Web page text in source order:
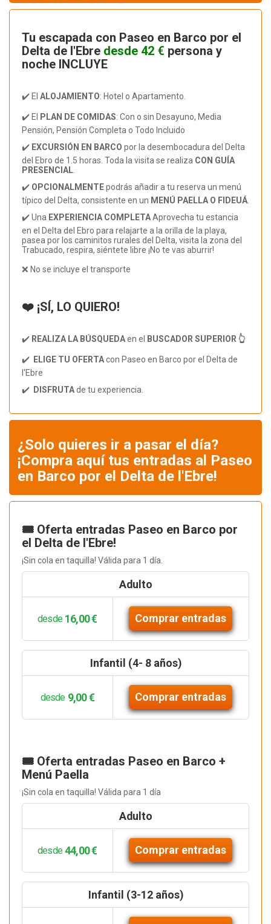
Tu escapada con Paseo en Barco por el
Delta de l'Ebre desde 42 € persona y
noche INCLUYE
✔️ El ALOJAMIENTO: Hotel o Apartamento.
✔️ El PLAN DE COMIDAS: Con o sin Desayuno, Media
Pensión, Pensión Completa o Todo Incluido
✔️ EXCURSIÓN EN BARCO por la desembocadura del Delta
del Ebro de 1.5 horas. Toda la visita se realiza CON GUÍA
PRESENCIAL.
✔️ OPCIONALMENTEpodrás añadir a tu reserva un menú
típico del Delta, consistente en un MENÚ PAELLA O FIDEUÁ.
✔️ Una EXPERIENCIA COMPLETAAprovecha tu estancia
en el Delta del Ebro para relajarte a la orilla de la playa,
pasea por los caminitos rurales del Delta, visita la zona del
Trabucado, respira, siéntete libre ¡No te vas aburrir!
❌ No se incluye el transporte
❤️ ¡SÍ, LO QUIERO!
✔️ REALIZA LA BÚSQUEDAen el BUSCADOR SUPERIOR 👆
✔️ ELIGE TU OFERTAcon Paseo en Barco por el Delta de
l'Ebre
✔️ DISFRUTAde tu experiencia.
¿Solo quieres ir a pasar el día?
¡Compra aquí tus entradas al Paseo
en Barco por el Delta de l'Ebre!
🎟️ Oferta entradas Paseo en Barco por
el Delta de l'Ebre!
¡Sin cola en taquilla! Válida para 1 día.
Adulto
desde 16,00 € Comprar entradas
Infantil (4- 8 años)
desde 9,00 € Comprar entradas
🎟️ Oferta entradas Paseo en Barco +
Menú Paella
¡Sin cola en taquilla! Válida para 1 día
Adulto
desde 44,00 € Comprar entradas
Infantil (3-12 años)